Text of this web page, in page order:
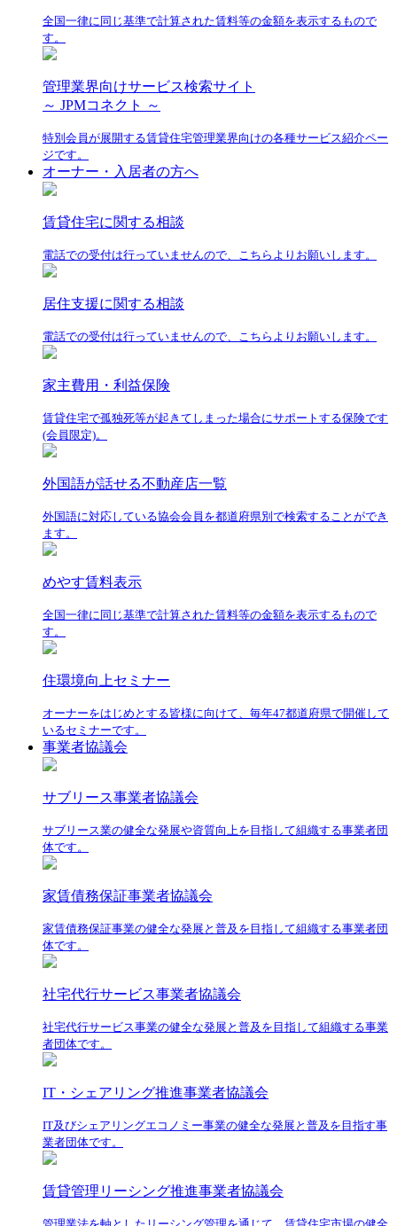
全国一律に同じ基準で計算された賃料等の金額を表示するもので
す。
管理業界向けサービス検索サイト
～ JPMコネクト ～
特別会員が展開する賃貸住宅管理業界向けの各種サービス紹介ペー
ジです。
オーナー・入居者の方へ
賃貸住宅に関する相談
電話での受付は行っていませんので、こちらよりお願いします。
居住支援に関する相談
電話での受付は行っていませんので、こちらよりお願いします。
家主費用・利益保険
賃貸住宅で孤独死等が起きてしまった場合にサポートする保険です
(会員限定)。
外国語が話せる不動産店一覧
外国語に対応している協会会員を都道府県別で検索することができ
ます。
めやす賃料表示
全国一律に同じ基準で計算された賃料等の金額を表示するもので
す。
住環境向上セミナー
オーナーをはじめとする皆様に向けて、毎年47都道府県で開催して
いるセミナーです。
事業者協議会
サブリース事業者協議会
サブリース業の健全な発展や資質向上を目指して組織する事業者団
体です。
家賃債務保証事業者協議会
家賃債務保証事業の健全な発展と普及を目指して組織する事業者団
体です。
社宅代行サービス事業者協議会
社宅代行サービス事業の健全な発展と普及を目指して組織する事業
者団体です。
IT・シェアリング推進事業者協議会
IT及びシェアリングエコノミー事業の健全な発展と普及を目指す事
業者団体です。
賃貸管理リーシング推進事業者協議会